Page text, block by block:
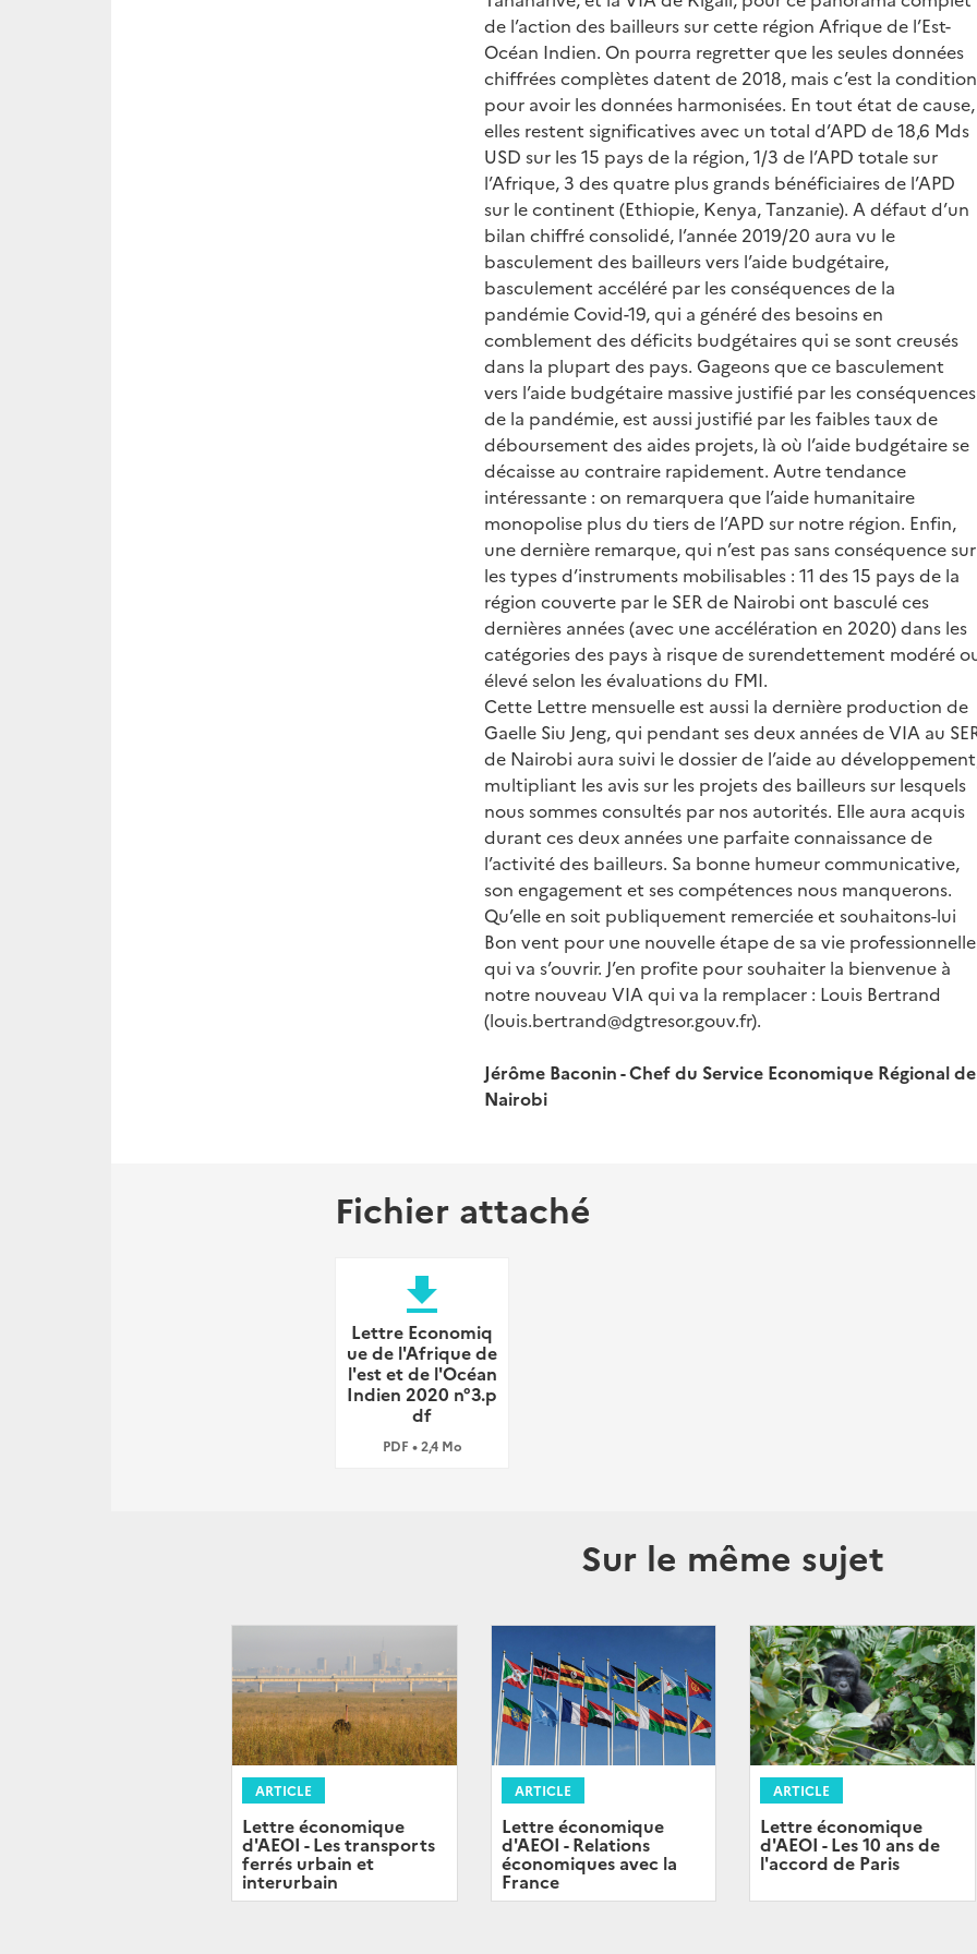
de l’action des bailleurs sur cette région Afrique de l’Est-
Océan Indien. On pourra regretter que les seules données
chiffrées complètes datent de 2018, mais c’est la condition
pour avoir les données harmonisées. En tout état de cause,
elles restent significatives avec un total d’APD de 18,6 Mds
USD sur les 15 pays de la région, 1/3 de l’APD totale sur
l’Afrique, 3 des quatre plus grands bénéficiaires de l’APD
sur le continent (Ethiopie, Kenya, Tanzanie). A défaut d’un
bilan chiffré consolidé, l’année 2019/20 aura vu le
basculement des bailleurs vers l’aide budgétaire,
basculement accéléré par les conséquences de la
pandémie Covid-19, qui a généré des besoins en
comblement des déficits budgétaires qui se sont creusés
dans la plupart des pays. Gageons que ce basculement
vers l’aide budgétaire massive justifié par les conséquences
de la pandémie, est aussi justifié par les faibles taux de
déboursement des aides projets, là où l’aide budgétaire se
décaisse au contraire rapidement. Autre tendance
intéressante : on remarquera que l’aide humanitaire
monopolise plus du tiers de l’APD sur notre région. Enfin,
une dernière remarque, qui n’est pas sans conséquence sur
les types d’instruments mobilisables : 11 des 15 pays de la
région couverte par le SER de Nairobi ont basculé ces
dernières années (avec une accélération en 2020) dans les
catégories des pays à risque de surendettement modéré
élevé selon les évaluations du FMI.
Cette Lettre mensuelle est aussi la dernière production de
Gaelle Siu Jeng, qui pendant ses deux années de VIA au
de Nairobi aura suivi le dossier de l’aide au
multipliant les avis sur les projets des bailleurs sur lesquels
nous sommes consultés par nos autorités. Elle aura acquis
durant ces deux années une parfaite connaissance de
l’activité des bailleurs. Sa bonne humeur communicative,
son engagement et ses compétences nous manquerons.
Qu’elle en soit publiquement remerciée et souhaitons-lui
Bon vent pour une nouvelle étape de sa vie professionnelle
qui va s’ouvrir. J’en profite pour souhaiter la bienvenue à
notre nouveau VIA qui va la remplacer : Louis Bertrand
(louis.bertrand@dgtresor.gouv.fr).
Jérôme Baconin - Chef du Service Economique Régional de
Nairobi
Fichier attaché
file_download
Lettre Economiq
ue de l'Afrique de
l'est et de l'Océan
Indien 2020 n°3.p
df
PDF • 2,4 Mo
Sur le même sujet
ARTICLE
Lettre économique
d'AEOI - Les transports
ferrés urbain et
interurbain
ARTICLE
Lettre économique
d'AEOI - Relations
économiques avec la
France
ARTICLE
Lettre économique
d'AEOI - Les 10 ans de
l'accord de Paris